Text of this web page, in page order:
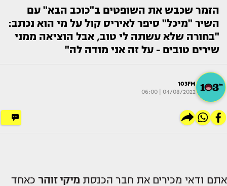
הזמר שכבש את השופטים ב"כוכב הבא" עם
השיר "מיכל" סיפר לאיריס קול על מי הוא נכתב:
"בחורה שלא עשתה לי טוב, אבל הוציאה ממני
שירים טובים - על זה אני מודה לה"
103FM
04/08/2022 | 06:00
אתם ודאי מכירים את חבר הכנסת מיקי זוהר כאחד